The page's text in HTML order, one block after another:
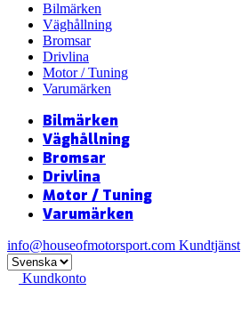
Bilmärken
Väghållning
Bromsar
Drivlina
Motor / Tuning
Varumärken
Bilmärken
Väghållning
Bromsar
Drivlina
Motor / Tuning
Varumärken
info@houseofmotorsport.com Kundtjänst
Kundkonto